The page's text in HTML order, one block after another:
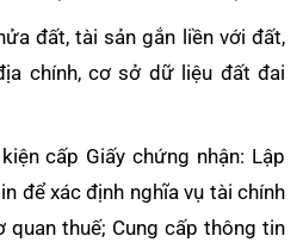
đất, tài sản gắn liền với đất,
chính, cơ sở dữ liệu đất đai
cấp Giấy chứng nhận: Lập
để xác định nghĩa vụ tài chính
quan thuế; Cung cấp thông tin